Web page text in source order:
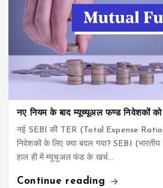
नए नियम के बाद म्यूच्यूअल फण्ड निवेशकों को
नई SEBI की TER (Total Expense
निवेशकों के लिए क्या बदल गया? SEBI (भारतीय
हाल ही में म्यूचुअल फंड के खर्च…
Continue reading